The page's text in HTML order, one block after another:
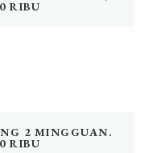
RIBU
2 MINGGUAN.
RIBU